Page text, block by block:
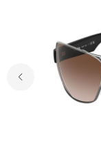
Мы в соц. сетях
Заказать